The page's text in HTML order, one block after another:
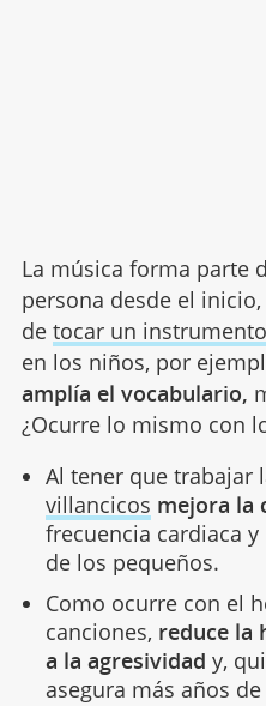
La música forma parte
persona desde el
de tocar un instrumento
en los niños, por
amplía el vocabulario,
¿Ocurre lo mismo con
Al tener que trabajar
villancicos mejora la
frecuencia cardiaca
de los pequeños.
Como ocurre con el
canciones, reduce la
a la agresividad y,
asegura más años